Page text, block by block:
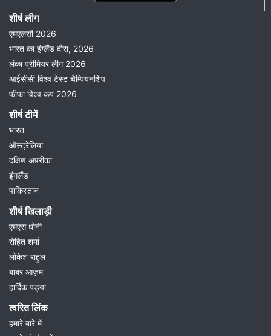
शीर्ष लीग
एमएलसी 2026
भारत का इंग्लैंड दौरा, 2026
लंका प्रीमियर लीग 2026
आईसीसी विश्व टेस्ट चैम्पियनशिप
फीफा विश्व कप 2026
शीर्ष टीमें
भारत
ऑस्ट्रेलिया
दक्षिण अफ़्रीका
इंगलैंड
पाकिस्तान
शीर्ष खिलाड़ी
एमएस धोनी
रोहित शर्मा
लोकेश राहुल
बाबर आज़म
हार्दिक पंड्या
त्वरित लिंक
हमारे बारे में